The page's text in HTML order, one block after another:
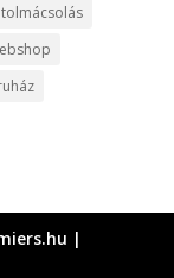
tolmácsolás
|